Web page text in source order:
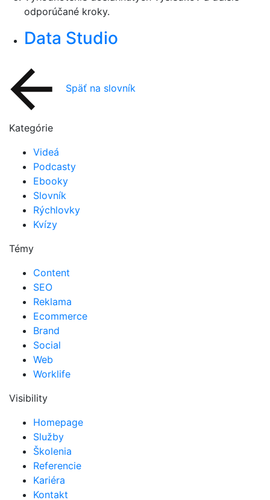
odporúčané kroky.
Data Studio
Späť na slovník
Kategórie
Videá
Podcasty
Ebooky
Slovník
Rýchlovky
Kvízy
Témy
Content
SEO
Reklama
Ecommerce
Brand
Social
Web
Worklife
Visibility
Homepage
Služby
Školenia
Referencie
Kariéra
Kontakt